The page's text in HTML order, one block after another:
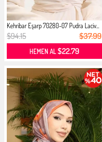
Kehribar Eşarp 70280-07 Pudra Laciv...
$94.15 $37.99
HEMEN AL$22.79